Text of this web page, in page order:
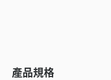
產品規格